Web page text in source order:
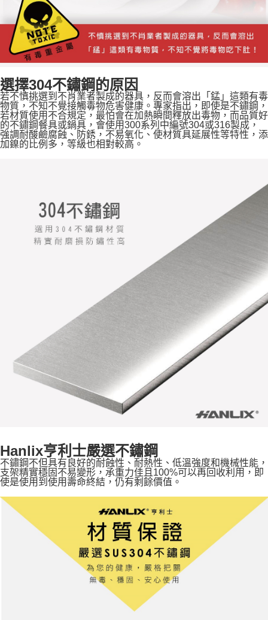
選擇304不鏽鋼的原因
若不慎挑選到不肖業者製成的器具，反而會溶出「錳」這類有毒
物質，不知不覺接觸毒物危害健康。專家指出，即使是不鏽鋼，
若材質使用不合規定，最怕會在加熱瞬間釋放出毒物，而品質好
的不鏽鋼餐具或鍋具，會使用300系列中編號304或316製成，
強調耐酸鹼腐蝕、防銹，不易氧化、使材質具延展性等特性，添
加鎳的比例多，等級也相對較高。
Hanlix亨利士嚴選不鏽鋼
不鏽鋼不但具有良好的耐蝕性、耐熱性、低溫強度和機械性能，
支架精實穩固不易變形，承重力佳且100%可以再回收利用，即
使是使用到使用壽命終結，仍有剩餘價值。